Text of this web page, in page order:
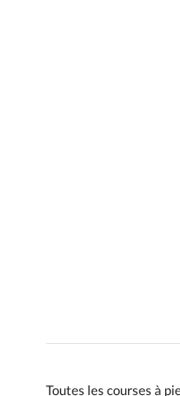
Toutes les courses à